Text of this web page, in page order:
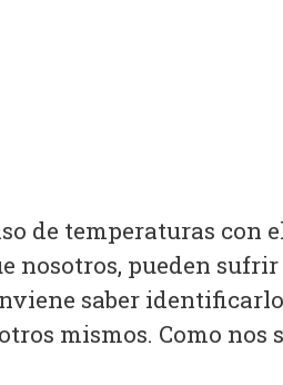
de temperaturas con
nosotros, pueden sufrir
saber
mismos. Como nos